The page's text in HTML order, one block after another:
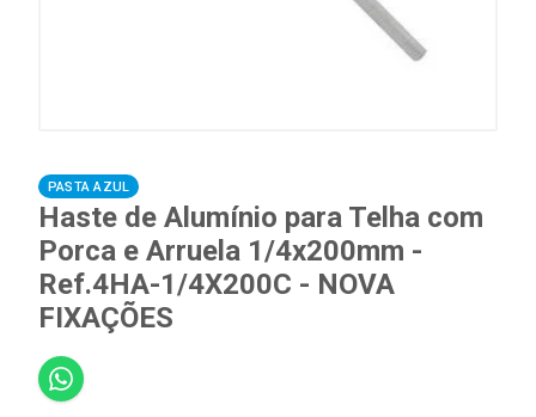
PASTA AZUL
Haste de Alumínio para Telha com
Porca e Arruela 1/4x200mm -
Ref.4HA-1/4X200C - NOVA
FIXAÇÕES